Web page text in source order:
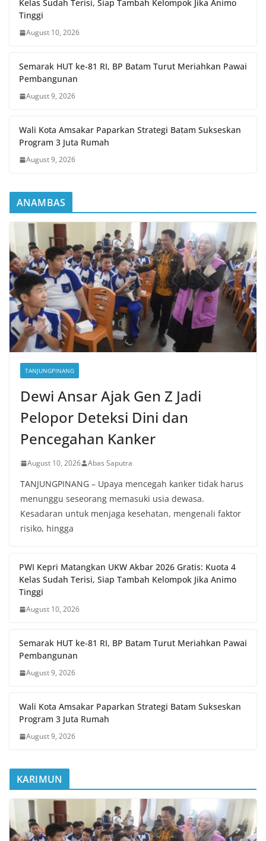
Kelas Sudah Terisi, Siap Tambah Kelompok Jika Animo
Tinggi
August 10, 2026
Semarak HUT ke-81 RI, BP Batam Turut Meriahkan Pawai
Pembangunan
August 9, 2026
Wali Kota Amsakar Paparkan Strategi Batam Sukseskan
Program 3 Juta Rumah
August 9, 2026
ANAMBAS
TANJUNGPINANG
Dewi Ansar Ajak Gen Z Jadi
Pelopor Deteksi Dini dan
Pencegahan Kanker
August 10, 2026 Abas Saputra
TANJUNGPINANG – Upaya mencegah kanker tidak harus
menunggu seseorang memasuki usia dewasa.
Kesadaran untuk menjaga kesehatan, mengenali faktor
risiko, hingga
PWI Kepri Matangkan UKW Akbar 2026 Gratis: Kuota 4
Kelas Sudah Terisi, Siap Tambah Kelompok Jika Animo
Tinggi
August 10, 2026
Semarak HUT ke-81 RI, BP Batam Turut Meriahkan Pawai
Pembangunan
August 9, 2026
Wali Kota Amsakar Paparkan Strategi Batam Sukseskan
Program 3 Juta Rumah
August 9, 2026
KARIMUN